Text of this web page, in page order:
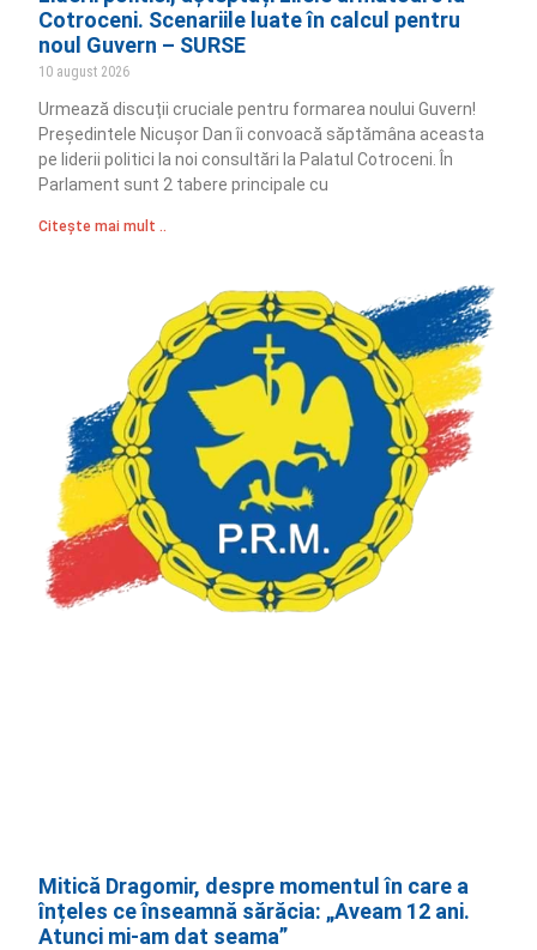
Cotroceni. Scenariile luate în calcul pentru
noul Guvern – SURSE
10 august 2026
Urmează discuții cruciale pentru formarea noului Guvern!
Președintele Nicușor Dan îi convoacă săptămâna aceasta
pe liderii politici la noi consultări la Palatul Cotroceni. În
Parlament sunt 2 tabere principale cu
Citește mai mult ..
Mitică Dragomir, despre momentul în care a
înțeles ce înseamnă sărăcia: „Aveam 12 ani.
Atunci mi-am dat seama”